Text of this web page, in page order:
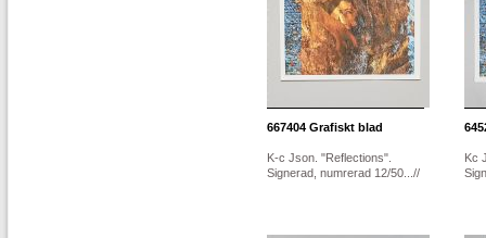
667404 Grafiskt blad
K-c Json. "Reflections".
Signerad, numrerad 12/50...//
Kc